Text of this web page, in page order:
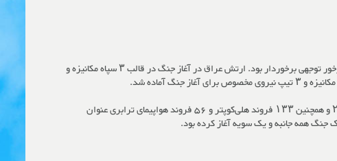
به گزارش پایگاه اطلاع رسانی شهید ستاری، ارتش رژیم بعثی عراق بر پایه حمایت‌های دیگر کشورها، در طول دوران جنگ تحمیلی از توانمندی نظامی درخور توجهی برخوردار بود. ارتش عراق در آغاز جنگ در قالب ۳ سپاه مکانیزه و
کارشناسان توان نیروی هوایی عراق را پیش از شروع جنگ شامل ۳۳۹ فروند هواپیما از انواع توپولوف ۲۲، میگ ۲۳، سوخوی ۷، میگ ۲۱، سوخوی ۲۰ و همچنین ۱۳۳ فروند هلی‌کوپتر و ۵۶ فروند هواپیمای ترابری عنوان
جنگ همه جانبه و یک سویه آغاز کرده بود.